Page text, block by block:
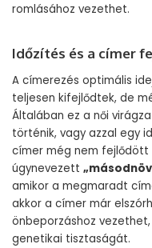
romlásához vezethet.
Időzítés és a címer
A címerezés optimális
teljesen kifejlődtek, de
Általában ez a női
történik, vagy azzal egy
címer még nem fejlődött
úgynevezett
amikor a megmaradt
akkor a címer már
önbeporzáshoz
genetikai tisztaságát.